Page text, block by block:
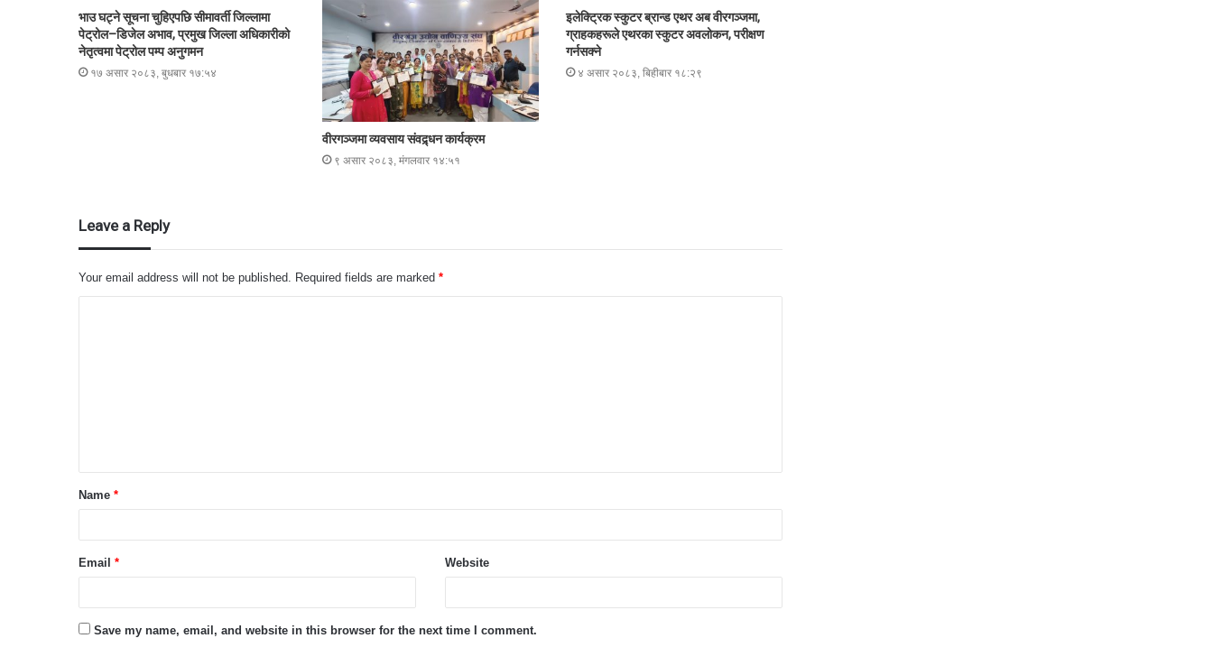
भाउ घट्ने सूचना चुहिएपछि सीमावर्ती जिल्लामा
पेट्रोल–डिजेल अभाव, प्रमुख जिल्ला अधिकारीको
नेतृत्वमा पेट्रोल पम्प अनुगमन
१७ असार २०८३, बुधबार १७:५४
वीरगञ्जमा व्यवसाय संवद्र्धन कार्यक्रम
९ असार २०८३, मंगलवार १४:५१
इलेक्ट्रिक स्कुटर ब्रान्ड एथर अब वीरगञ्जमा,
ग्राहकहरूले एथरका स्कुटर अवलोकन, परीक्षण
गर्नसक्ने
४ असार २०८३, बिहीबार १८:२९
Leave a Reply
Your email address will not be published. Required fields are marked *
t
*Name *
Email * Website
Save my name, email, and website in this browser for the next time I comment.